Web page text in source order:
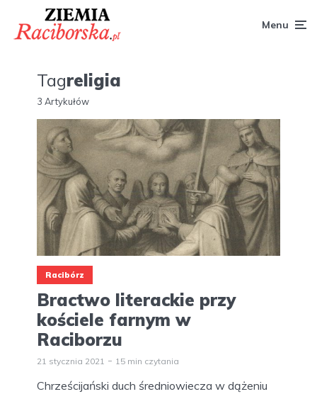
Menu
Tagreligia
3 Artykułów
Racibórz
Bractwo literackie przy
kościele farnym w
Raciborzu
21 stycznia 2021 15 min czytania
Chrześcijański duch średniowiecza w dążeniu